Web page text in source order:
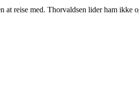
reise med. Thorvaldsen lider ham ikke